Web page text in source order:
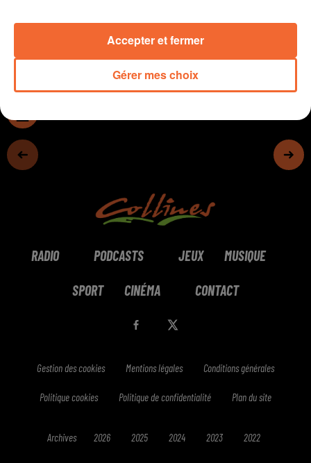
RADIO PODCASTS JEUX MUSIQUE
SPORT CINÉMA CONTACT
Gestion des cookies Mentions légales Conditions générales
Politique cookies Politique de confidentialité Plan du site
Archives 2026 2025 2024 2023 2022
Gérer mes choix
Accepter et fermer